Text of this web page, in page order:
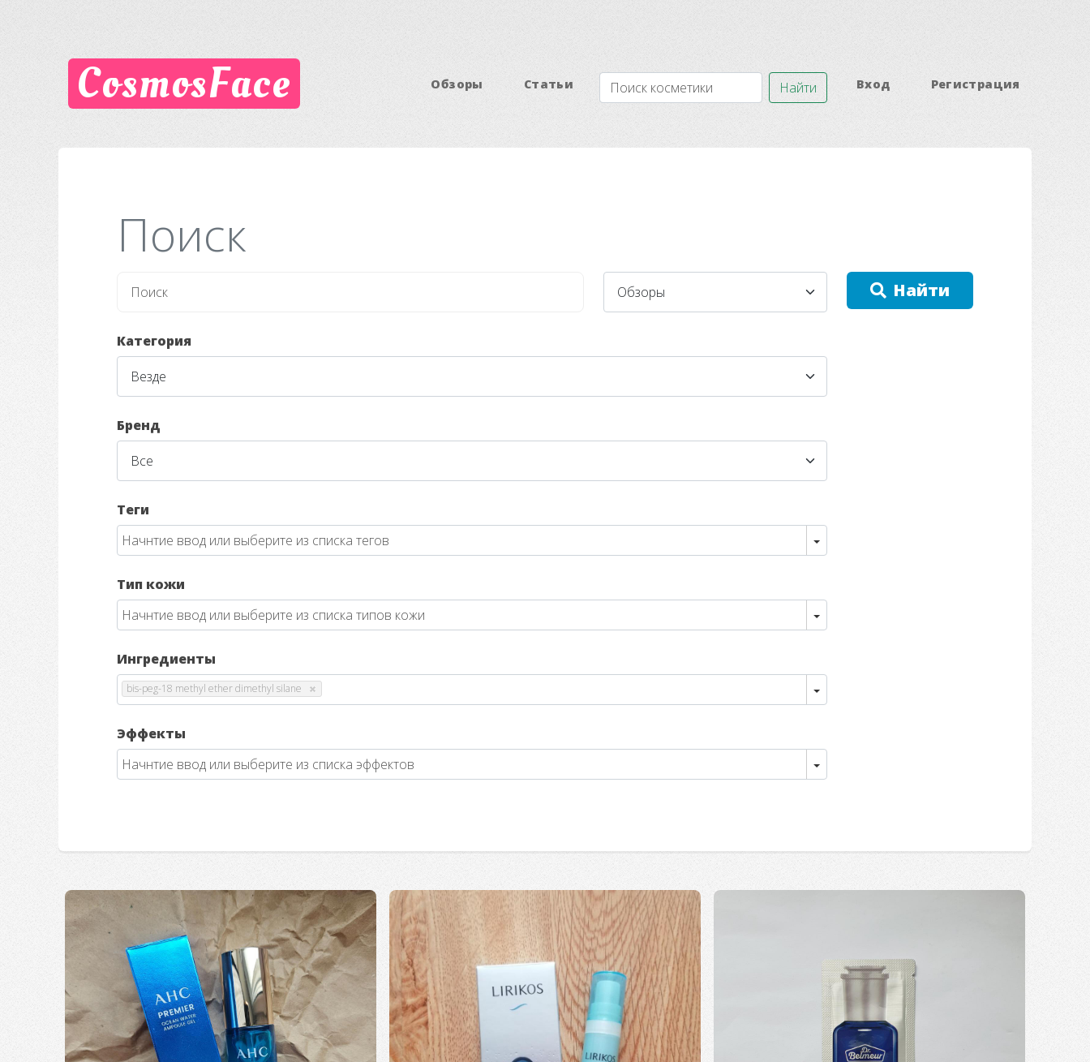
CosmosFace Обзоры Статьи Найти Вход Регистрация
Поиск
Категория
Бренд
Теги
Тип кожи
Ингредиенты
bis-peg-18 methyl ether dimethyl silane
Эффекты
Найти